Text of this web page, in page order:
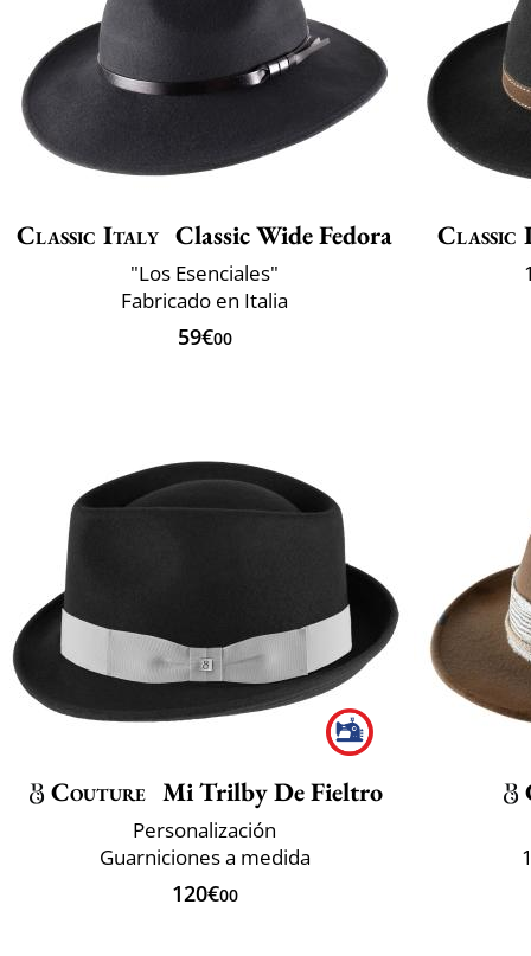
Classic Italy Classic Wide Fedora
"Los Esenciales"
Fabricado en Italia
59€00
Classic
Couture Mi Trilby De Fieltro
Personalización
Guarniciones a medida
120€00